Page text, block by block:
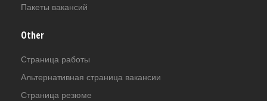
Пакеты вакансий
Other
Страница работы
Альтернативная страница вакансии
Страница резюме